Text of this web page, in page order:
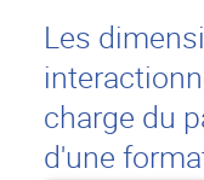
Les
charge du
d'une